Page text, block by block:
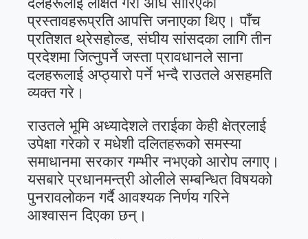
प्रस्तावहरूप्रति आपत्ति जनाएका थिए। पाँच
प्रतिशत थ्रेसहोल्ड, संघीय सांसदका लागि तीन
प्रदेशमा जित्नुपर्ने जस्ता प्रावधानले साना
दलहरूलाई अप्ठ्यारो पर्ने भन्दै राउतले असहमति
व्यक्त गरे।
राउतले भूमि अध्यादेशले तराईका केही क्षेत्रलाई
उपेक्षा गरेको र मधेशी दलितहरूको समस्या
समाधानमा सरकार गम्भीर नभएको आरोप लगाए।
यसबारे प्रधानमन्त्री ओलीले सम्बन्धित विषयको
पुनरावलोकन गर्दै आवश्यक निर्णय गरिने
आश्वासन दिएका छन्।